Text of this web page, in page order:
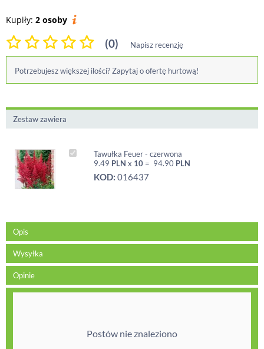
Kupiły: 2 osoby
(0) Napisz recenzję
Potrzebujesz większej ilości? Zapytaj o ofertę hurtową!
Zestaw zawiera
Tawułka Feuer - czerwona
9.49 PLN x 10 = 94.90 PLN
KOD: 016437
Opis
Wysyłka
Opinie
Postów nie znaleziono